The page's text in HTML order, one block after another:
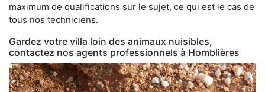
maximum de qualifications sur le sujet, ce qui est le cas de
tous nos techniciens.
Gardez votre villa loin des animaux nuisibles,
contactez nos agents professionnels à Homblières